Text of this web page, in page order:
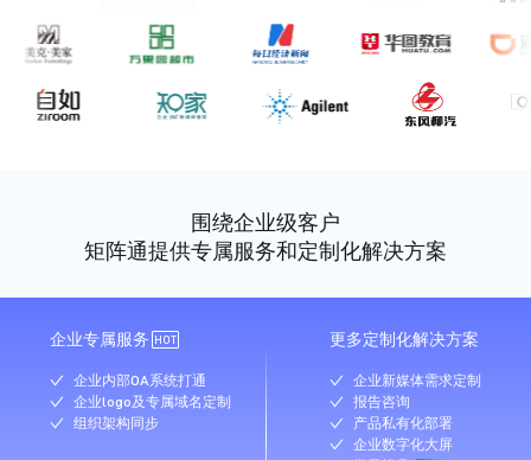
围绕企业级客户
矩阵通提供专属服务和定制化解决方案
企业专属服务 HOT
企业内部OA系统打通
企业logo及专属域名定制
组织架构同步
更多定制化解决方案
企业新媒体需求定制
报告咨询
产品私有化部署
企业数字化大屏